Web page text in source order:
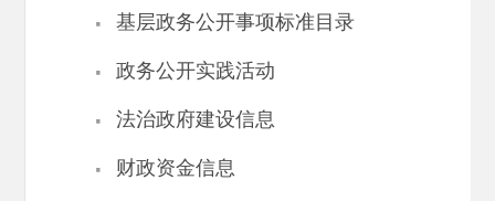
· 基层政务公开事项标准目录
· 政务公开实践活动
· 法治政府建设信息
· 财政资金信息